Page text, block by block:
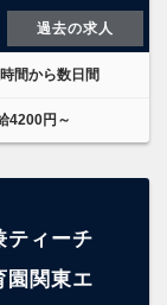
過去の求人
間から数日間
4200円～
ティーチ
関東エ